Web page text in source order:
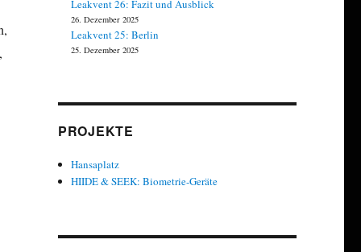
Leakvent 26: Fazit und Ausblick
26. Dezember 2025
Leakvent 25: Berlin
25. Dezember 2025
PROJEKTE
Hansaplatz
HIIDE & SEEK: Biometrie-Geräte